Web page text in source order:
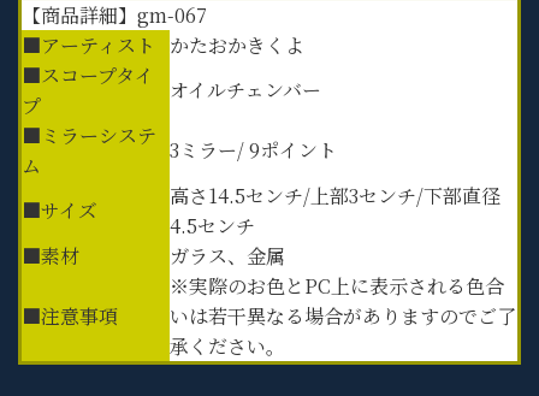
【商品詳細】gm-067
■アーティスト
かたおかきくよ
■スコープタイ
プ
オイルチェンバー
■ミラーシステ
ム
3ミラー/ 9ポイント
■サイズ
高さ14.5センチ/上部3センチ/下部直径
4.5センチ
■素材
ガラス、金属
■注意事項
※実際のお色とPC上に表示される色合
いは若干異なる場合がありますのでご了
承ください。